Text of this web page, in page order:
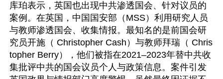
库珀表示，英国也出现中共渗透国会、针对议员的
案例。在英国，中国国安部（MSS）利用研究人员
与教师渗透国会、收集情报。最知名的是前国会研
究员开施（ Christopher Cash）与教师拜瑞（ Chris
topher Berry），他们被指在2021–2023年替中共收
集批评中共的国会议员个人与政策信息。案件引发